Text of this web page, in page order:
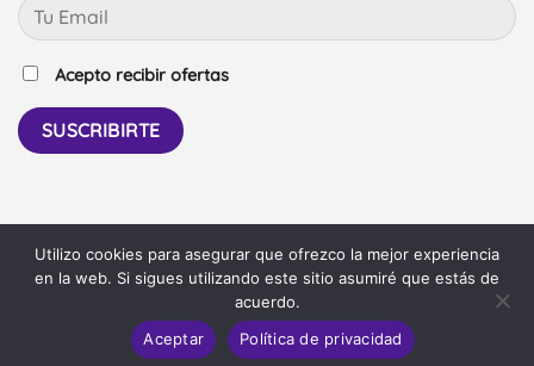
Acepto recibir ofertas
PayPal Bank
POLÍTICA DE COOKIES ENTRAR
© Pierina Shop-Diseño: Daniel Más
Utilizo cookies para asegurar que ofrezco la mejor experiencia
en la web. Si sigues utilizando este sitio asumiré que estás de
acuerdo.
Aceptar
Política de privacidad